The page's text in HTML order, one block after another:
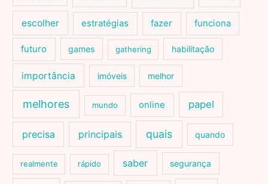
escolher estratégias fazer funciona
futuro games gathering habilitação
importância imóveis melhor
melhores mundo online papel
precisa principais quais quando
realmente rápido saber segurança